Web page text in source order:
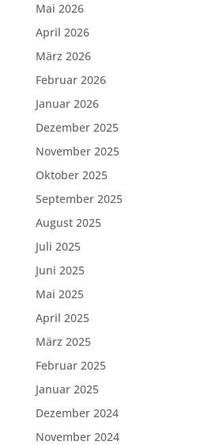
Mai 2026
April 2026
März 2026
Februar 2026
Januar 2026
Dezember 2025
November 2025
Oktober 2025
September 2025
August 2025
Juli 2025
Juni 2025
Mai 2025
April 2025
März 2025
Februar 2025
Januar 2025
Dezember 2024
November 2024